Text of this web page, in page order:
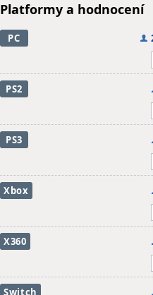
Platformy a hodnocení
PC
PS2
PS3
Xbox
X360
Switch